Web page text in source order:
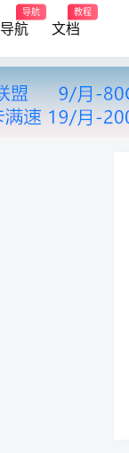
导航
导航
教程
文档